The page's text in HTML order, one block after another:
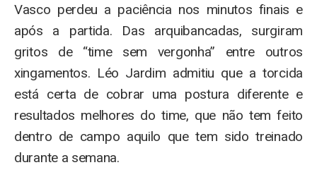
Vasco perdeu a paciência nos minutos finais e
após a partida. Das arquibancadas, surgiram
gritos de “time sem vergonha” entre outros
xingamentos. Léo Jardim admitiu que a torcida
está certa de cobrar uma postura diferente e
resultados melhores do time, que não tem feito
dentro de campo aquilo que tem sido treinado
durante a semana.